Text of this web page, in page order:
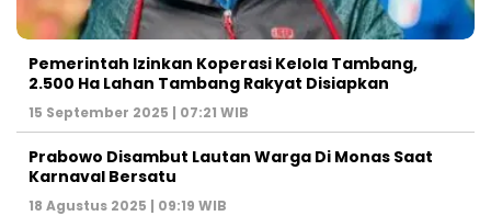
Pemerintah Izinkan Koperasi Kelola Tambang,
2.500 Ha Lahan Tambang Rakyat Disiapkan
15 September 2025 | 07:21 WIB
Prabowo Disambut Lautan Warga Di Monas Saat
Karnaval Bersatu
18 Agustus 2025 | 09:19 WIB